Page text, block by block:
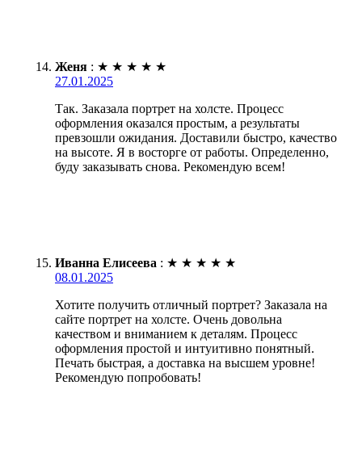
Женя : ★ ★ ★ ★ ★
27.01.2025
Так. Заказала портрет на холсте. Процесс
оформления оказался простым, а результаты
превзошли ожидания. Доставили быстро, качество
на высоте. Я в восторге от работы. Определенно,
буду заказывать снова. Рекомендую всем!
Иванна Елисеева : ★ ★ ★ ★ ★
08.01.2025
Хотите получить отличный портрет? Заказала на
сайте портрет на холсте. Очень довольна
качеством и вниманием к деталям. Процесс
оформления простой и интуитивно понятный.
Печать быстрая, а доставка на высшем уровне!
Рекомендую попробовать!